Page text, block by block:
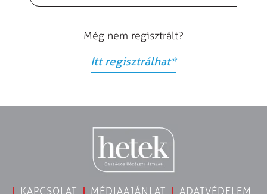
Még nem regisztrált?
Itt regisztrálhat*
KAPCSOLAT MÉDIAAJÁNLAT
ADATVÉDELEM